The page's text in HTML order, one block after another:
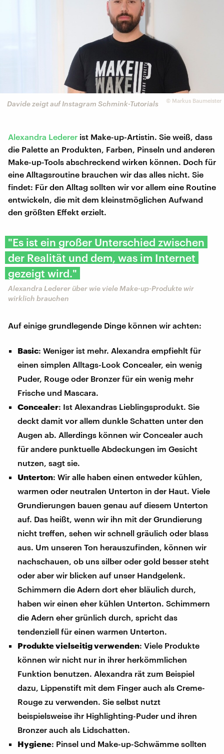
© Markus Baumeister
Davide zeigt auf Instagram Schmink-Tutorials
Alexandra Lederer ist Make-up-Artistin. Sie weiß, dass
die Palette an Produkten, Farben, Pinseln und anderen
Make-up-Tools abschreckend wirken können. Doch für
eine Alltagsroutine brauchen wir das alles nicht. Sie
findet: Für den Alltag sollten wir vor allem eine Routine
entwickeln, die mit dem kleinstmöglichen Aufwand
den größten Effekt erzielt.
"Es ist ein großer Unterschied zwischen
der Realität und dem, was im Internet
gezeigt wird."
Alexandra Lederer über wie viele Make-up-Produkte wir
wirklich brauchen
Auf einige grundlegende Dinge können wir achten:
Basic: Weniger ist mehr. Alexandra empfiehlt für
einen simplen Alltags-Look Concealer, ein wenig
Puder, Rouge oder Bronzer für ein wenig mehr
Frische und Mascara.
Concealer: Ist Alexandras Lieblingsprodukt. Sie
deckt damit vor allem dunkle Schatten unter den
Augen ab. Allerdings können wir Concealer auch
für andere punktuelle Abdeckungen im Gesicht
nutzen, sagt sie.
Unterton: Wir alle haben einen entweder kühlen,
warmen oder neutralen Unterton in der Haut. Viele
Grundierungen bauen genau auf diesem Unterton
auf. Das heißt, wenn wir ihn mit der Grundierung
nicht treffen, sehen wir schnell gräulich oder blass
aus. Um unseren Ton herauszufinden, können wir
nachschauen, ob uns silber oder gold besser steht
oder aber wir blicken auf unser Handgelenk.
Schimmern die Adern dort eher bläulich durch,
haben wir einen eher kühlen Unterton. Schimmern
die Adern eher grünlich durch, spricht das
tendenziell für einen warmen Unterton.
Produkte vielseitig verwenden: Viele Produkte
können wir nicht nur in ihrer herkömmlichen
Funktion benutzen. Alexandra rät zum Beispiel
dazu, Lippenstift mit dem Finger auch als Creme-
Rouge zu verwenden. Sie selbst nutzt
beispielsweise ihr Highlighting-Puder und ihren
Bronzer auch als Lidschatten.
Hygiene: Pinsel und Make-up-Schwämme sollten